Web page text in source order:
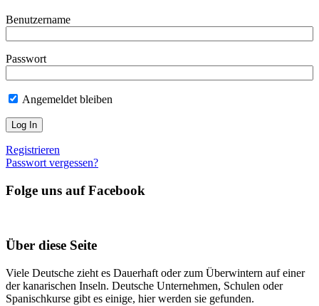
Benutzername
Passwort
Angemeldet bleiben
Registrieren
Passwort vergessen?
Folge uns auf Facebook
Über diese Seite
Viele Deutsche zieht es Dauerhaft oder zum Überwintern auf einer
der kanarischen Inseln. Deutsche Unternehmen, Schulen oder
Spanischkurse gibt es einige, hier werden sie gefunden.